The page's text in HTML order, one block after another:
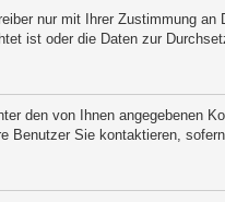
nur mit Ihrer Zustimmung
ist oder die Daten zur
den von Ihnen angegebenen
Benutzer Sie kontaktieren,